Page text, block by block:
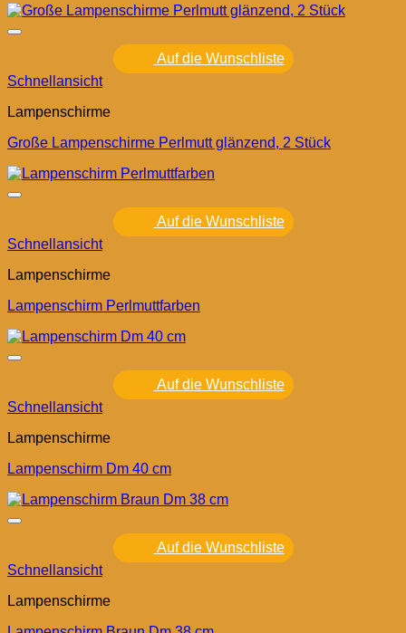
Auf die Wunschliste
Schnellansicht
Lampenschirme
Große Lampenschirme Perlmutt glänzend, 2 Stück
Auf die Wunschliste
Schnellansicht
Lampenschirme
Lampenschirm Perlmuttfarben
Auf die Wunschliste
Schnellansicht
Lampenschirme
Lampenschirm Dm 40 cm
Auf die Wunschliste
Schnellansicht
Lampenschirme